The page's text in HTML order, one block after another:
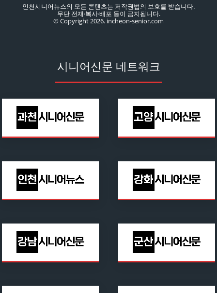
인천시니어뉴스의 모든 콘텐츠는 저작권법의 보호를 받습니다.
무단 전재·복사·배포 등이 금지됩니다.
© Copyright 2026. incheon-senior.com
시니어신문 네트워크